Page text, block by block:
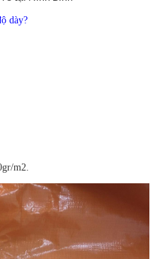
dày?
m2.